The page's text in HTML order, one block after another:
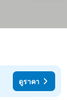
ดูราคา